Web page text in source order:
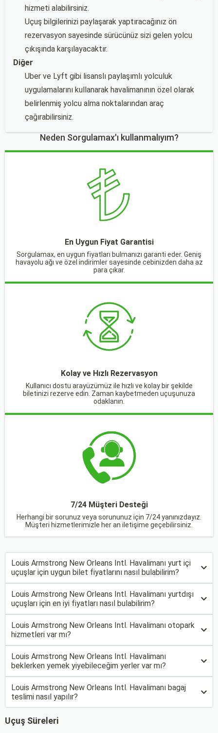
hizmeti alabilirsiniz.
Uçuş bilgilerinizi paylaşarak yaptıracağınız ön
rezervasyon sayesinde sürücünüz sizi gelen yolcu
çıkışında karşılayacaktır.
Diğer
Uber ve Lyft gibi lisanslı paylaşımlı yolculuk
uygulamalarını kullanarak havalimanının özel olarak
belirlenmiş yolcu alma noktalarından araç
çağırabilirsiniz.
Neden Sorgulamax'ı kullanmalıyım?
En Uygun Fiyat Garantisi
Sorgulamax, en uygun fiyatları bulmanızı garanti eder. Geniş
havayolu ağı ve özel indirimler sayesinde cebinizden daha az
para çıkar.
Kolay ve Hızlı Rezervasyon
Kullanıcı dostu arayüzümüz ile hızlı ve kolay bir şekilde
biletinizi rezerve edin. Zaman kaybetmeden uçuşunuza
odaklanın.
7/24 Müşteri Desteği
Herhangi bir sorunuz veya sorununuz için 7/24 yanınızdayız.
Müşteri hizmetlerimizle her an iletişime geçebilirsiniz.
Louis Armstrong New Orleans Intl. Havalimanı yurt içi
uçuşlar için uygun bilet fiyatlarını nasıl bulabilirim?
Louis Armstrong New Orleans Intl. Havalimanı yurtdışı
uçuşları için en iyi fiyatları nasıl bulabilirim?
Louis Armstrong New Orleans Intl. Havalimanı otopark
hizmetleri var mı?
Louis Armstrong New Orleans Intl. Havalimanı
beklerken yemek yiyebileceğim yerler var mı?
Louis Armstrong New Orleans Intl. Havalimanı bagaj
teslimi nasıl yapılır?
Uçuş Süreleri